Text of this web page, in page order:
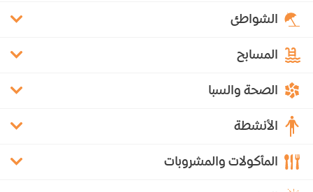
الشواطئ
المسابح
الصحة والسبا
الأنشطة
المأكولات والمشروبات